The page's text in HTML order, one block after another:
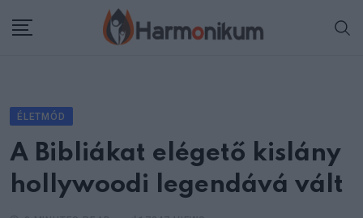
ÉLETMÓD
A Bibliákat elégető kislány
hollywoodi legendává vált